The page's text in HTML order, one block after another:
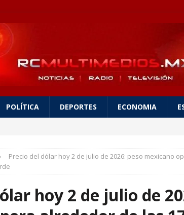
POLÍTICA DEPORTES ECONOMIA
Precio del dólar hoy 2 de julio de 2026: peso mexicano
hoy 2 de julio de